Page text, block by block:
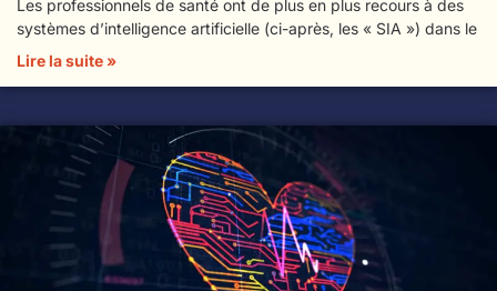
Les professionnels de santé ont de plus en plus recours à des
systèmes d’intelligence artificielle (ci-après, les « SIA ») dans le
Lire la suite »